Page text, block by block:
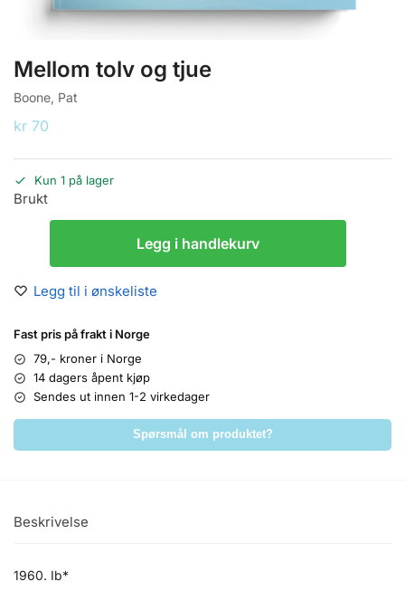
Mellom tolv og tjue
Boone, Pat
kr 70
Kun 1 på lager
Brukt
Legg i handlekurv
Legg til i ønskeliste
Fast pris på frakt i Norge
79,- kroner i Norge
14 dagers åpent kjøp
Sendes ut innen 1-2 virkedager
Spørsmål om produktet?
Beskrivelse
1960. Ib*